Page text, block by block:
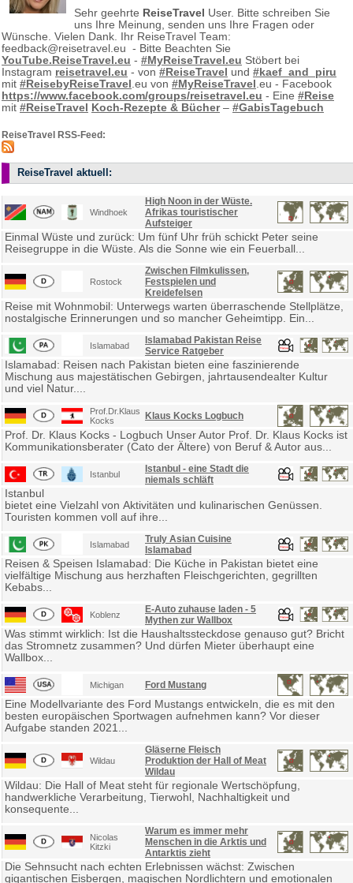
Sehr geehrte ReiseTravel User. Bitte schreiben Sie
uns Ihre Meinung, senden uns Ihre Fragen oder
Wünsche. Vielen Dank. Ihr ReiseTravel Team:
feedback@reisetravel.eu - Bitte Beachten Sie
YouTube.ReiseTravel.eu - #MyReiseTravel.eu Stöbert bei
Instagram reisetravel.eu - von #ReiseTravel und #kaef_and_piru
mit #ReisebyReiseTravel .eu von #MyReiseTravel .eu - Facebook
https://www.facebook.com/groups/reisetravel.eu - Eine #Reise
mit #ReiseTravel Koch-Rezepte & Bücher– #GabisTagebuch
ReiseTravel RSS-Feed:
ReiseTravel aktuell:
Windhoek
High Noon in der Wüste.
Afrikas touristischer
Aufsteiger
Einmal Wüste und zurück: Um fünf Uhr früh schickt Peter seine
Reisegruppe in die Wüste. Als die Sonne wie ein Feuerball...
Rostock
Zwischen Filmkulissen,
Festspielen und
Kreidefelsen
Reise mit Wohnmobil: Unterwegs warten überraschende Stellplätze,
nostalgische Erinnerungen und so mancher Geheimtipp. Ein...
Islamabad
Islamabad Pakistan Reise
Service Ratgeber
Islamabad: Reisen nach Pakistan bieten eine faszinierende
Mischung aus majestätischen Gebirgen, jahrtausendealter Kultur
und viel Natur....
Prof.Dr.Klaus
Kocks
Klaus Kocks Logbuch
Prof. Dr. Klaus Kocks - Logbuch Unser Autor Prof. Dr. Klaus Kocks ist
Kommunikationsberater (Cato der Ältere) von Beruf & Autor aus...
Istanbul
Istanbul - eine Stadt die
niemals schläft
Istanbul
bietet eine Vielzahl von Aktivitäten und kulinarischen Genüssen.
Touristen kommen voll auf ihre...
Islamabad
Truly Asian Cuisine
Islamabad
Reisen & Speisen Islamabad: Die Küche in Pakistan bietet eine
vielfältige Mischung aus herzhaften Fleischgerichten, gegrillten
Kebabs...
Koblenz
E-Auto zuhause laden - 5
Mythen zur Wallbox
Was stimmt wirklich: Ist die Haushaltssteckdose genauso gut? Bricht
das Stromnetz zusammen? Und dürfen Mieter überhaupt eine
Wallbox...
Michigan Ford Mustang
Eine Modellvariante des Ford Mustangs entwickeln, die es mit den
besten europäischen Sportwagen aufnehmen kann? Vor dieser
Aufgabe standen 2021...
Wildau
Gläserne Fleisch
Produktion der Hall of Meat
Wildau
Wildau: Die Hall of Meat steht für regionale Wertschöpfung,
handwerkliche Verarbeitung, Tierwohl, Nachhaltigkeit und
konsequente...
Nicolas
Kitzki
Warum es immer mehr
Menschen in die Arktis und
Antarktis zieht
Die Sehnsucht nach echten Erlebnissen wächst: Zwischen
gigantischen Eisbergen, magischen Nordlichtern und emotionalen